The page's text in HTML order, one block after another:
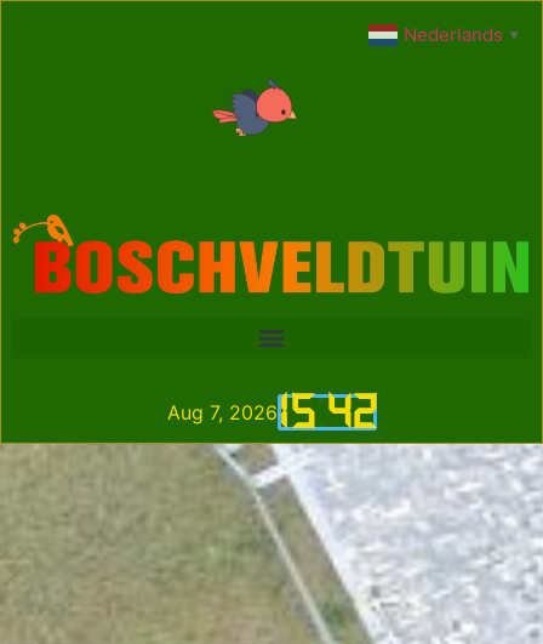
15:42
Aug 7, 2026
Nederlands ▼